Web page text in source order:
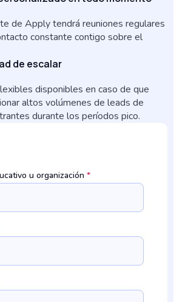
de Apply tendrá reuniones regulares
constante contigo sobre el
de escalar
disponibles en caso de que
altos volúmenes de leads de
durante los períodos pico.
u organización *